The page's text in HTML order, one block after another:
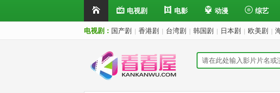
电视剧 电影 动漫 综艺
电视剧： 国产剧 香港剧 台湾剧 韩国剧 日本剧 欧美剧